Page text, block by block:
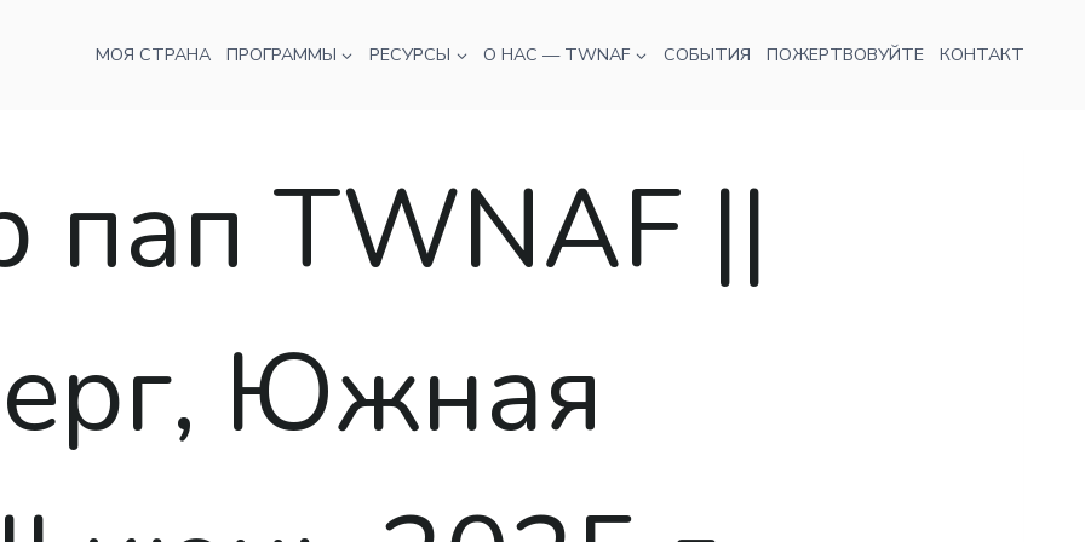
МОЯ СТРАНА ПРОГРАММЫ РЕСУРСЫ О НАС — TWNAF СОБЫТИЯ ПОЖЕРТВОВУЙТЕ КОНТАКТ
пап TWNAF ||
Южная